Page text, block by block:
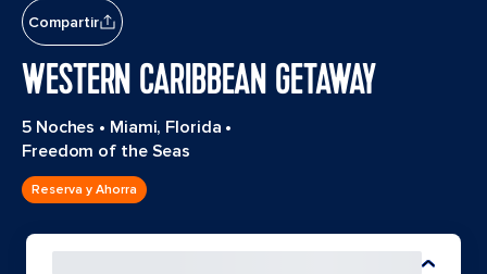
Compartir
WESTERN CARIBBEAN GETAWAY
5 Noches • Miami, Florida •
Freedom of the Seas
Reserva y Ahorra